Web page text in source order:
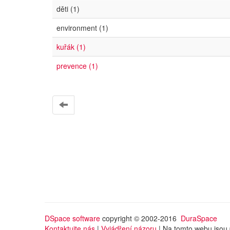
děti (1)
environment (1)
kuřák (1)
prevence (1)
DSpace software copyright © 2002-2016 DuraSpace